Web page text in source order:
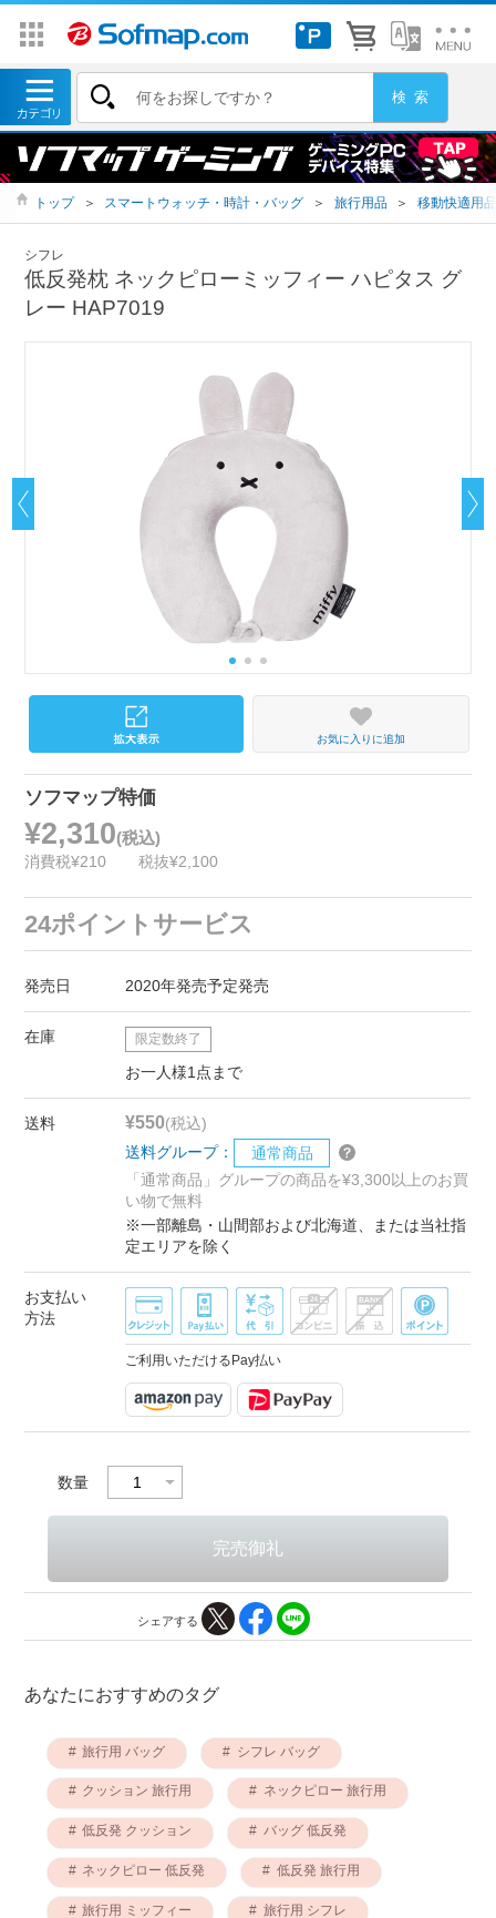
トップ ＞ スマートウォッチ・時計・バッグ ＞ 旅行用品 ＞ 移動快適用品
シフレ
低反発枕 ネックピローミッフィー ハピタス グ
レー HAP7019
お気に入りに追加
ソフマップ特価
¥2,310(税込)
消費税¥210 税抜¥2,100
24ポイントサービス
発売日 2020年発売予定発売
在庫 限定数終了
お一人様1点まで
送料 ¥550(税込)
送料グループ：
通常商品
「通常商品」グループの商品を¥3,300以上のお買
い物で無料
※一部離島・山間部および北海道、または当社指
定エリアを除く
お支払い
方法
ご利用いただけるPay払い
数量
シェアする
あなたにおすすめのタグ
旅行用 バッグ シフレ バッグ
クッション 旅行用 ネックピロー 旅行用
低反発 クッション バッグ 低反発
ネックピロー 低反発 低反発 旅行用
旅行用 ミッフィー 旅行用 シフレ